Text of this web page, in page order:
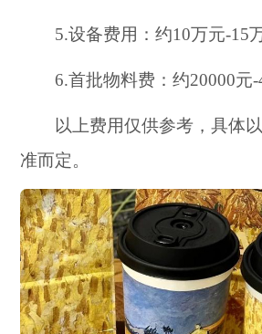
5.设备费用：约10万元-15万
6.首批物料费：约20000元-
以上费用仅供参考，具体以
准而定。